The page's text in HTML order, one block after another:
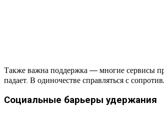
Также важна поддержка — многие сервисы
падает. В одиночестве справляться с
Социальные барьеры удержания